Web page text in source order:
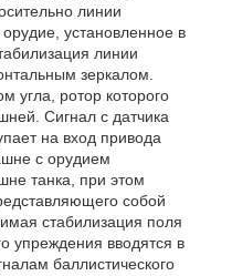
линии
установленное в
линии
зеркалом.
угла, ротор которого
Сигнал с датчика
на вход привода
с орудием
танка, при этом
собой
стабилизация поля
упреждения вводятся в
баллистического